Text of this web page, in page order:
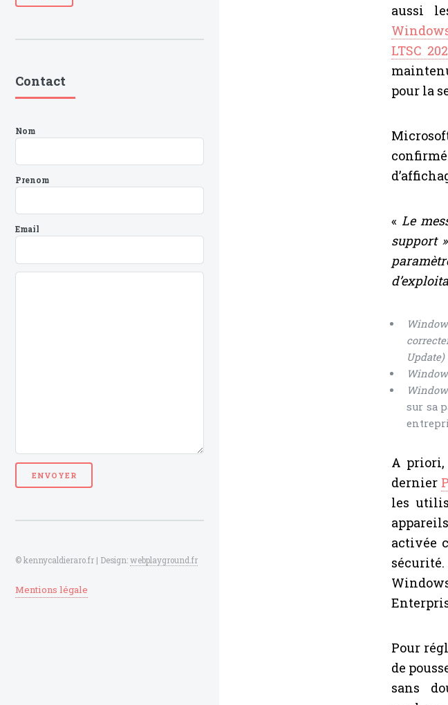
aussi
LTSC
pour la
« Le
support
sur sa
A priori,
dernier
les
activée
sécurité.
Pour
de
sans
Contact
Nom
Prenom
Email
© kennycaldieraro.fr | Design: webplayground.fr
Mentions légale